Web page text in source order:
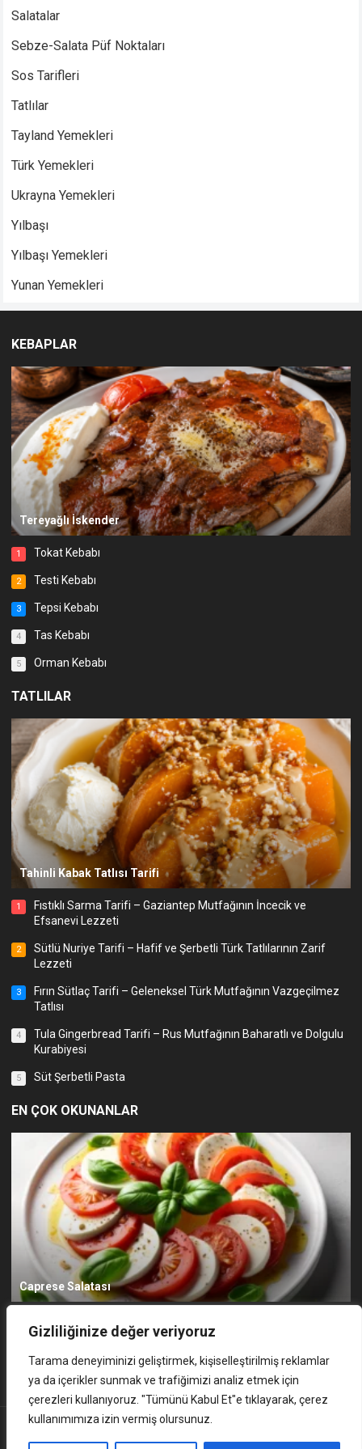
Gizliliğinize değer veriyoruz
Tarama deneyiminizi geliştirmek, kişiselleştirilmiş reklamlar
ya da içerikler sunmak ve trafiğimizi analiz etmek için
çerezleri kullanıyoruz. "Tümünü Kabul Et"e tıklayarak, çerez
kullanımımıza izin vermiş olursunuz.
Salatalar
Sebze-Salata Püf Noktaları
Sos Tarifleri
Tatlılar
Tayland Yemekleri
Türk Yemekleri
Ukrayna Yemekleri
Yılbaşı
Yılbaşı Yemekleri
Yunan Yemekleri
KEBAPLAR
Tereyağlı İskender
1 Tokat Kebabı
2 Testi Kebabı
3 Tepsi Kebabı
4 Tas Kebabı
5 Orman Kebabı
TATLILAR
Tahinli Kabak Tatlısı Tarifi
1
Fıstıklı Sarma Tarifi – Gaziantep Mutfağının İncecik ve
Efsanevi Lezzeti
2
Sütlü Nuriye Tarifi – Hafif ve Şerbetli Türk Tatlılarının Zarif
Lezzeti
3
Fırın Sütlaç Tarifi – Geleneksel Türk Mutfağının Vazgeçilmez
Tatlısı
4
Tula Gingerbread Tarifi – Rus Mutfağının Baharatlı ve Dolgulu
Kurabiyesi
5 Süt Şerbetli Pasta
EN ÇOK OKUNANLAR
Caprese Salatası
Adana Kebap